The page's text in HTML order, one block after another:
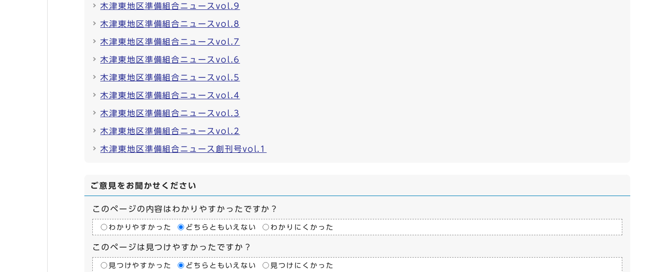
木津東地区準備組合ニュースvol.9
木津東地区準備組合ニュースvol.8
木津東地区準備組合ニュースvol.7
木津東地区準備組合ニュースvol.6
木津東地区準備組合ニュースvol.5
木津東地区準備組合ニュースvol.4
木津東地区準備組合ニュースvol.3
木津東地区準備組合ニュースvol.2
木津東地区準備組合ニュース創刊号vol.1
ご意見をお聞かせください
このページの内容はわかりやすかったですか？
わかりやすかった どちらともいえない わかりにくかった
このページは見つけやすかったですか？
見つけやすかった どちらともいえない 見つけにくかった